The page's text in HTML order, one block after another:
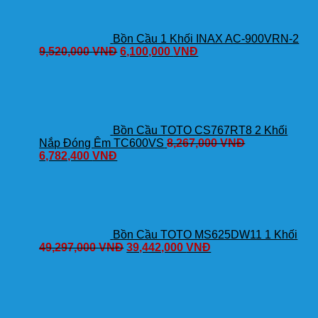
Bồn Cầu 1 Khối INAX AC-900VRN-2
9,520,000VNĐ 6,100,000VNĐ
Bồn Cầu TOTO CS767RT8 2 Khối
Nắp Đóng Êm TC600VS 8,267,000VNĐ
6,782,400VNĐ
Bồn Cầu TOTO MS625DW11 1 Khối
49,297,000VNĐ 39,442,000VNĐ